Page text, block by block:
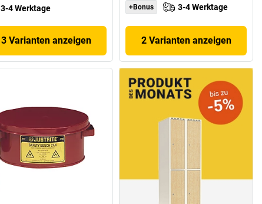
3-4 Werktage
3 Varianten anzeigen
+Bonus 3-4 Werktage
2 Varianten anzeigen